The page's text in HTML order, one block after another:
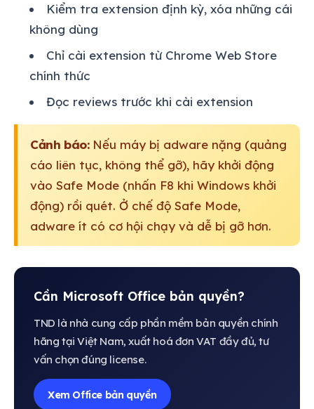
Kiểm tra extension định kỳ, xóa những cái
không dùng
Chỉ cài extension từ Chrome Web Store
chính thức
Đọc reviews trước khi cài extension
Cảnh báo:Nếu máy bị adware nặng (quảng
cáo liên tục, không thể gỡ), hãy khởi động
vào Safe Mode (nhấn F8 khi Windows khởi
động) rồi quét. Ở chế độ Safe Mode,
adware ít có cơ hội chạy và dễ bị gỡ hơn.
Cần Microsoft Office bản quyền?
TND là nhà cung cấp phần mềm bản quyền chính
hãng tại Việt Nam, xuất hoá đơn VAT đầy đủ, tư
vấn chọn đúng license.
Xem Office bản quyền